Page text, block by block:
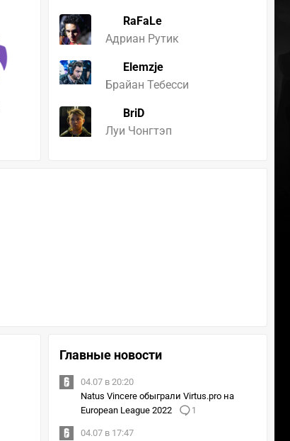
RaFaLe
Адриан Рутик
Elemzje
Брайан Тебесси
BriD
Луи Чонгтэп
Главные новости
04.07 в 20:20
Natus Vincere обыграли Virtus.pro на
European League 2022
1
04.07 в 17:47